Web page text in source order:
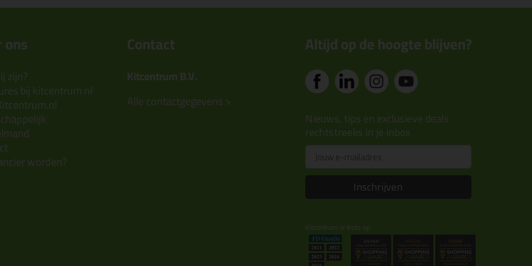
zijn?
bij kitcentrum.nl
worden?
Contact
Kitcentrum B.V.
Alle contactgegevens >
Altijd op de hoogte blijven?
Nieuws, tips en exclusieve deals
rechtstreeks in je inbox
Inschrijven
Kitcentrum is trots op: